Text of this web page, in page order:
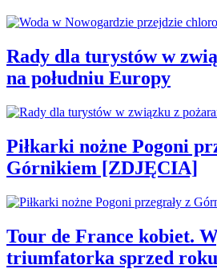
Rady dla turystów w
na południu Europy
Piłkarki nożne Pogoni
Górnikiem [ZDJĘCIA]
Tour de France kobiet.
triumfatorka sprzed roku